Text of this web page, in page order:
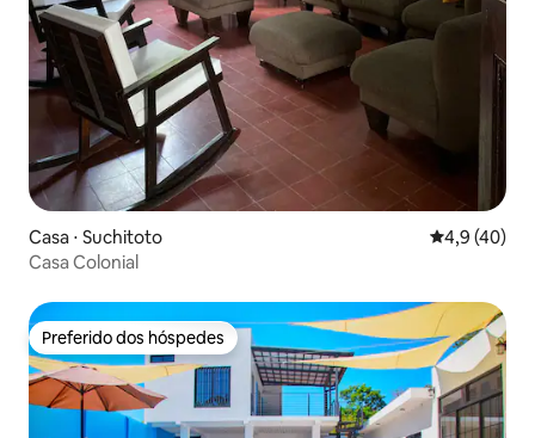
Casa ⋅ Suchitoto 4,9 de uma
4,9 (40)
Casa Colonial
Preferido dos hóspedes
Preferido dos hóspedes